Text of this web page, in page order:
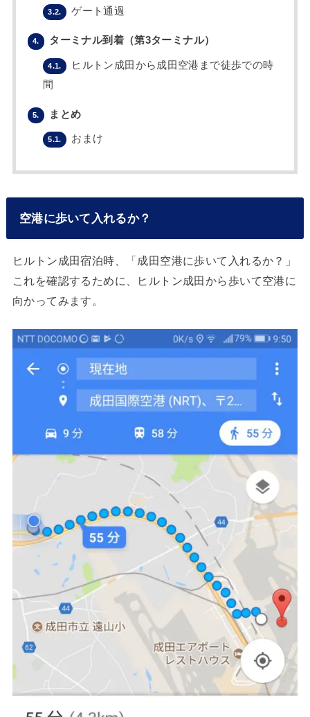
3.2. ゲート通過
4. ターミナル到着（第3ターミナル）
4.1.
ヒルトン成田から成田空港まで徒歩での時
間
5. まとめ
5.1. おまけ
空港に歩いて入れるか？
ヒルトン成田宿泊時、「成田空港に歩いて入れるか？」
これを確認するために、ヒルトン成田から歩いて空港に
向かってみます。